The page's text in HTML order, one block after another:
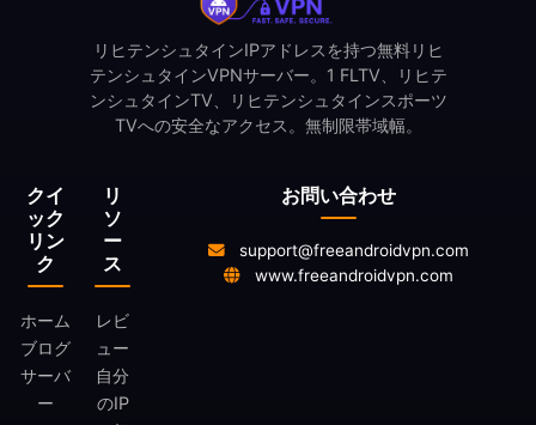
クイ
ック
リン
ク
ホーム
ブログ
サーバ
ー
リ
ソ
ー
ス
レビ
ュー
自分
のIP
リヒテンシュタインIPアドレスを持つ無料リヒ
テンシュタインVPNサーバー。1 FLTV、リヒテ
ンシュタインTV、リヒテンシュタインスポーツ
TVへの安全なアクセス。無制限帯域幅。
お問い合わせ
support@freeandroidvpn.com
www.freeandroidvpn.com